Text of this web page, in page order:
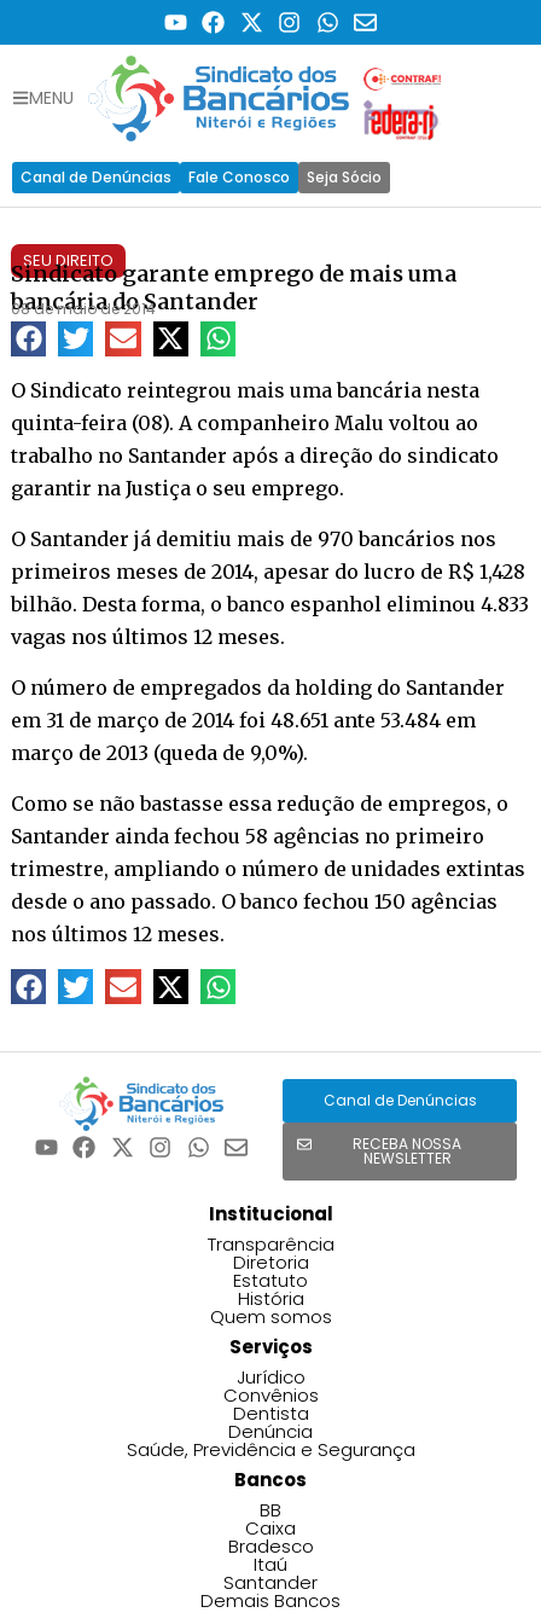
MENU
Canal de Denúncias Fale Conosco Seja Sócio
SEU DIREITO
Sindicato garante emprego de mais uma
bancária do Santander
08 de maio de 2014
O Sindicato reintegrou mais uma bancária nesta
quinta-feira (08). A companheiro Malu voltou ao
trabalho no Santander após a direção do sindicato
garantir na Justiça o seu emprego.
O Santander já demitiu mais de 970 bancários nos
primeiros meses de 2014, apesar do lucro de R$ 1,428
bilhão. Desta forma, o banco espanhol eliminou 4.833
vagas nos últimos 12 meses.
O número de empregados da holding do Santander
em 31 de março de 2014 foi 48.651 ante 53.484 em
março de 2013 (queda de 9,0%).
Como se não bastasse essa redução de empregos, o
Santander ainda fechou 58 agências no primeiro
trimestre, ampliando o número de unidades extintas
desde o ano passado. O banco fechou 150 agências
nos últimos 12 meses.
Canal de Denúncias
RECEBA NOSSA
NEWSLETTER
Institucional
Transparência
Diretoria
Estatuto
História
Quem somos
Serviços
Jurídico
Convênios
Dentista
Denúncia
Saúde, Previdência e Segurança
Bancos
BB
Caixa
Bradesco
Itaú
Santander
Demais Bancos